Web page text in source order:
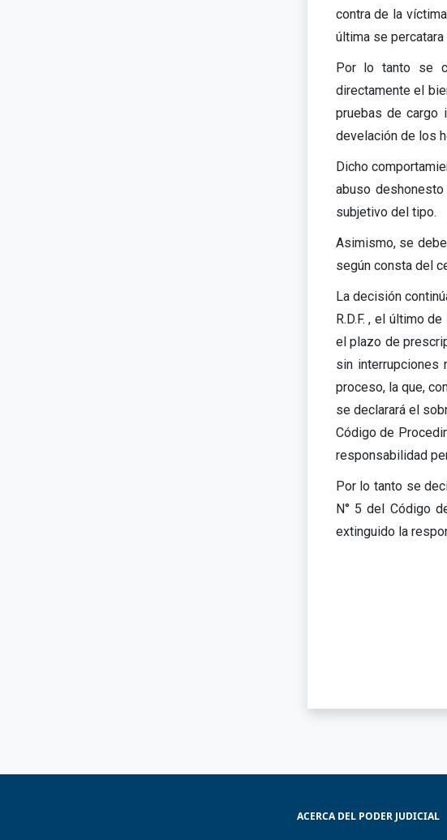
contra de la
última se
Por lo tanto se
directamente el
pruebas de cargo
develación de los
Dicho
abuso
subjetivo del tipo.
Asimismo, se
según consta del
La decisión
R.D.F. , el último
el plazo de
sin
proceso, la que,
se declarará el
Código de
responsabilidad
Por lo tanto se
N° 5 del Código
extinguido la
ACERCA DEL PODER JUDICIAL